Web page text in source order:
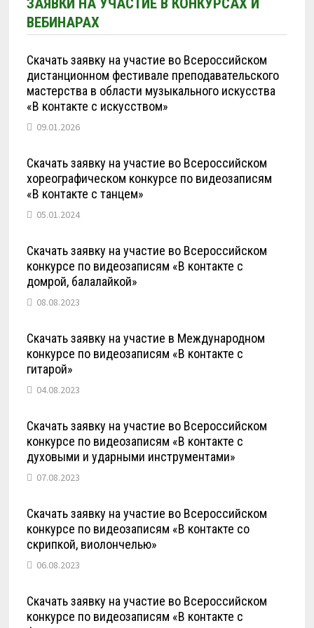
ЗАЯВКИ НА УЧАСТИЕ В КОНКУРСАХ И
ВЕБИНАРАХ
Скачать заявку на участие во Всероссийском
дистанционном фестивале преподавательского
мастерства в области музыкального искусства
«В контакте с искусством»
09.01.2026
Скачать заявку на участие во Всероссийском
хореографическом конкурсе по видеозаписям
«В контакте с танцем»
05.01.2024
Скачать заявку на участие во Всероссийском
конкурсе по видеозаписям «В контакте с
домрой, балалайкой»
08.08.2023
Скачать заявку на участие в Международном
конкурсе по видеозаписям «В контакте с
гитарой»
04.08.2023
Скачать заявку на участие во Всероссийском
конкурсе по видеозаписям «В контакте с
духовыми и ударными инструментами»
07.08.2023
Скачать заявку на участие во Всероссийском
конкурсе по видеозаписям «В контакте со
скрипкой, виолончелью»
06.08.2023
Скачать заявку на участие во Всероссийском
конкурсе по видеозаписям «В контакте с